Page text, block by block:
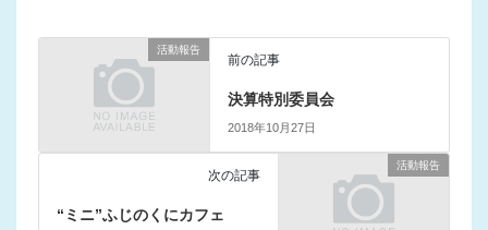
活動報告
前の記事
決算特別委員会
2018年10月27日
活動報告
次の記事
“ミニ”ふじのくにカフェ